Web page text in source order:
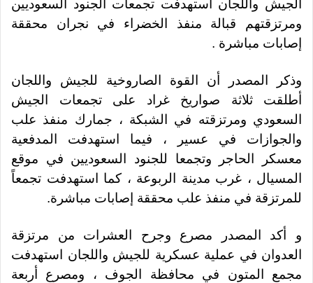
الجيش واللجان استهدفت تجمعات الجنود السعوديين
ومرتزقتهم قبالة منفذ الخضراء في نجران محققة
إصابات مباشرة .
وذكر المصدر أن القوة الصاروخية للجيش واللجان
أطلقت ثلاثة صواريخ غراد على تجمعات الجيش
السعودي ومرتزقته في الشبكة ، جمارك منفذ علب
والجوازات في عسير ، فيما استهدفت المدفعية
معسكر الحاجر وتجمعا للجنود السعوديين في موقع
المسيال ، غرب مدينة الربوعة ، كما استهدفت تجمعاً
للمرتزقة في منفذ علب محققة إصابات مباشرة.
و أكد المصدر مصرع وجرح العشرات من مرتزقة
العدوان في عملية عسكرية للجيش واللجان استهدفت
مجمع المتون في محافظة الجوف ، ومصرع أربعة